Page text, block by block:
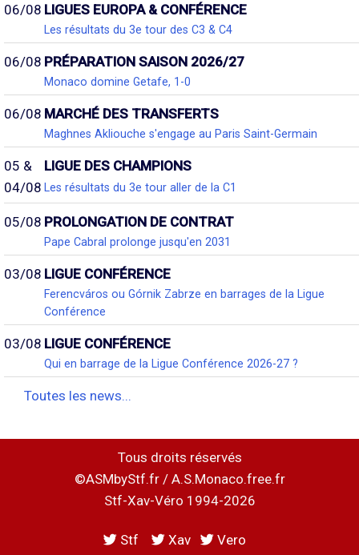
06/08 LIGUES EUROPA & CONFÉRENCE
Les résultats du 3e tour des C3 & C4
06/08 PRÉPARATION SAISON 2026/27
Monaco domine Getafe, 1-0
06/08 MARCHÉ DES TRANSFERTS
Maghnes Akliouche s'engage au Paris Saint-Germain
05 &
04/08
LIGUE DES CHAMPIONS
Les résultats du 3e tour aller de la C1
05/08 PROLONGATION DE CONTRAT
Pape Cabral prolonge jusqu'en 2031
03/08 LIGUE CONFÉRENCE
Ferencváros ou Górnik Zabrze en barrages de la Ligue
Conférence
03/08 LIGUE CONFÉRENCE
Qui en barrage de la Ligue Conférence 2026-27 ?
Toutes les news...
Tous droits réservés
©ASMbyStf.fr / A.S.Monaco.free.fr
Stf-Xav-Véro 1994-2026
Stf Xav Vero